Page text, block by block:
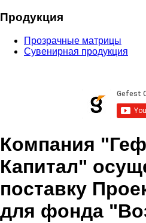
Продукция
Прозрачные матрицы
Сувенирная продукция
Компания
Капитал"
поставку
для фонда